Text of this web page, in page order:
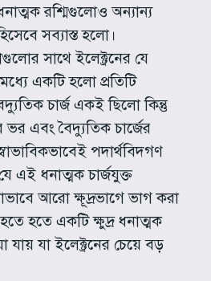
রশ্মিগুলোও অন্যান্য
সব্যাস্ত হলো।
সাথে ইলেক্ট্রনের যে
একটি হলো প্রতিটি
চার্জ একই ছিলো কিন্তু
এবং বৈদ্যুতিক চার্জের
পদার্থবিদগণ
এই ধনাত্মক চার্জযুক্ত
আরো ক্ষূদ্রভাগে ভাগ করা
হতে একটি ক্ষুদ্র ধনাত্মক
যায় যা ইলেক্ট্রনের চেয়ে বড়